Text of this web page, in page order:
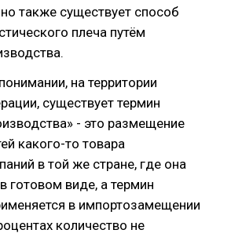
также существует способ
плеча путём
на территории
существует термин
- это размещение
какого-то товара
в той же стране, где она
готовом виде, а термин
в импортозамещении
количество не